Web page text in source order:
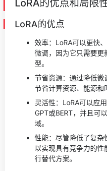
LoRA的优点和局限
LoRA的优点
效率：LoRA可以更快
微调，因为它只需要更
型。
节省资源：通过降低微
节省计算资源、能源和
灵活性：LoRA可以应
GPT或BERT，并且可
域。
性能：尽管降低了复杂
以实现具有竞争力的
行替代方案。